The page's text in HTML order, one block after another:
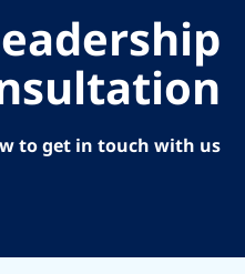
to get in touch with us.